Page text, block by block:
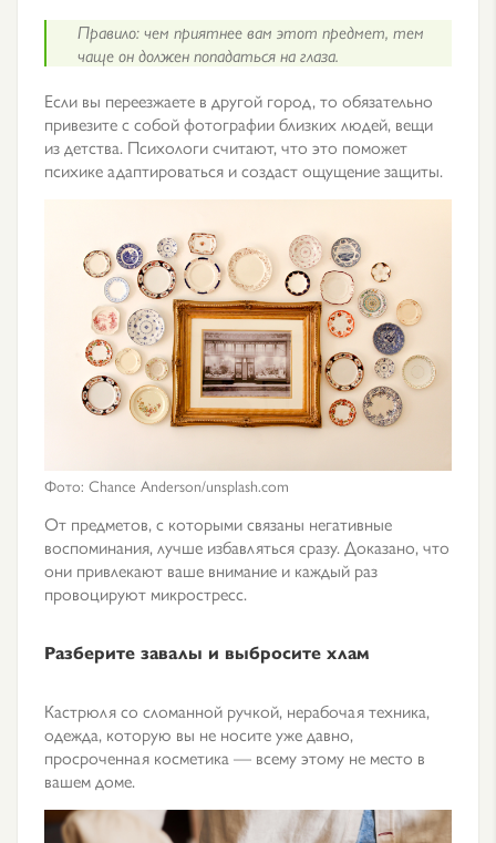
Правило: чем приятнее вам этот предмет, тем
чаще он должен попадаться на глаза.
Если вы переезжаете в другой город, то обязательно
привезите с собой фотографии близких людей, вещи
из детства. Психологи считают, что это поможет
психике адаптироваться и создаст ощущение защиты.
Фото: Сhance Аnderson/unsplash.com
От предметов, с которыми связаны негативные
воспоминания, лучше избавляться сразу. Доказано, что
они привлекают ваше внимание и каждый раз
провоцируют микростресс.
Разберите завалы и выбросите хлам
Кастрюля со сломанной ручкой, нерабочая техника,
одежда, которую вы не носите уже давно,
просроченная косметика — всему этому не место в
вашем доме.